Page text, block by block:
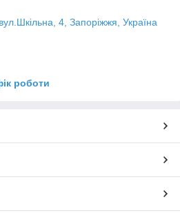
4, Запоріжжя, Україна
роботи